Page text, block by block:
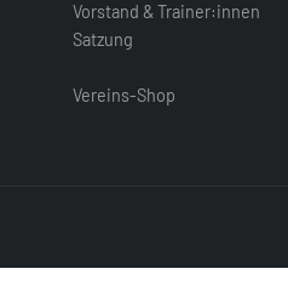
Vorstand & Trainer:innen
Satzung
Vereins-Shop